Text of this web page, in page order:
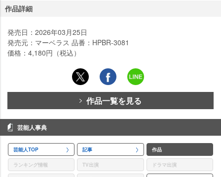
作品詳細
発売日：2026年03月25日
発売元：マーベラス 品番：HPBR-3081
価格：4,180円（税込）
作品一覧を見る
芸能人事典
芸能人TOP 記事 作品
ランキング情報 TV出演 ドラマ出演